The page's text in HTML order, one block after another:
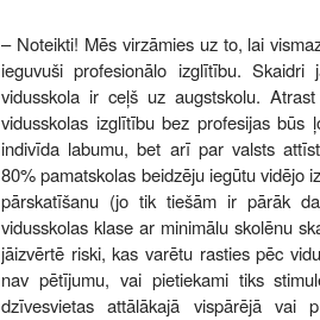
– Noteikti! Mēs virzāmies uz to, lai
ieguvuši profesionālo izglītību. Skaidri
vidusskola ir ceļš uz augstskolu.
vidusskolas izglītību bez profesijas būs
indivīda labumu, bet arī par valsts
80% pamatskolas beidzēju iegūtu vidējo
pārskatīšanu (jo tik tiešām ir pārāk
vidusskolas klase ar minimālu skolēnu
jāizvērtē riski, kas varētu rasties pēc
nav pētījumu, vai pietiekami tiks
dzīvesvietas attālākajā vispārējā vai